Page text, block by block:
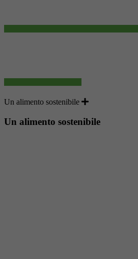
Un alimento sostenibile
Un alimento sostenibile